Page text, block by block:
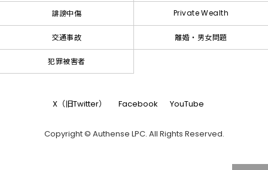
誹謗中傷 Private Wealth
交通事故 離婚・男女問題
犯罪被害者
X（旧Twitter） Facebook YouTube
Copyright © Authense LPC. All Rights Reserved.